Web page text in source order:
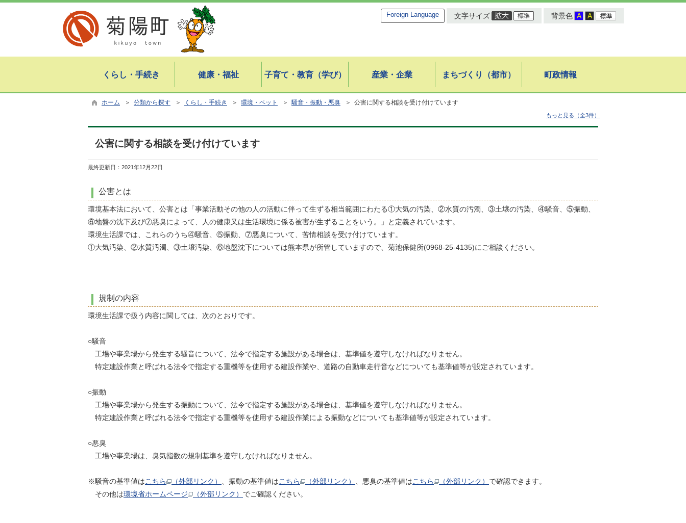
Foreign Language 文字サイズ 背景色
くらし・手続き 健康・福祉 子育て・教育（学び） 産業・企業 まちづくり（都市） 町政情報
ホーム ＞ 分類から探す ＞ くらし・手続き ＞ 環境・ペット ＞騒音・振動・悪臭 ＞ 公害に関する相談を受け付けています
もっと見る（全3件）
公害に関する相談を受け付けています
最終更新日： 2021年12月22日
公害とは
環境基本法において、公害とは「事業活動その他の人の活動に伴って生ずる相当範囲にわたる①大気の汚染、②水質の汚濁、③土壌の汚染、④騒音、⑤振動、
⑥地盤の沈下及び⑦悪臭によって、人の健康又は生活環境に係る被害が生ずることをいう。」と定義されています。
環境生活課では、これらのうち④騒音、⑤振動、⑦悪臭について、苦情相談を受け付けています。
①大気汚染、②水質汚濁、③土壌汚染、⑥地盤沈下については熊本県が所管していますので、菊池保健所(0968-25-4135)にご相談ください。
規制の内容
環境生活課で扱う内容に関しては、次のとおりです。
○騒音
工場や事業場から発生する騒音について、法令で指定する施設がある場合は、基準値を遵守しなければなりません。
特定建設作業と呼ばれる法令で指定する重機等を使用する建設作業や、道路の自動車走行音などについても基準値等が設定されています。
○振動
工場や事業場から発生する振動について、法令で指定する施設がある場合は、基準値を遵守しなければなりません。
特定建設作業と呼ばれる法令で指定する重機等を使用する建設作業による振動などについても基準値等が設定されています。
○悪臭
工場や事業場は、臭気指数の規制基準を遵守しなければなりません。
※騒音の基準値はこちら （外部リンク） 、振動の基準値はこちら （外部リンク） 、悪臭の基準値はこちら （外部リンク） で確認できます。
その他は環境省ホームページ （外部リンク） でご確認ください。